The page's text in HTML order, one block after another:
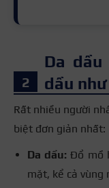
Da
dầu
Rất nhiều người
biệt đơn giản nhất:
Da dầu: Đổ mồ
mặt, kể cả vùng